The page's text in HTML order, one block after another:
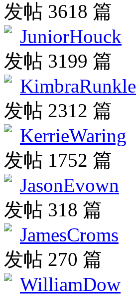
发帖 3618 篇
JuniorHouck
发帖 3199 篇
KimbraRunkle
发帖 2312 篇
KerrieWaring
发帖 1752 篇
JasonEvown
发帖 318 篇
JamesCroms
发帖 270 篇
WilliamDow